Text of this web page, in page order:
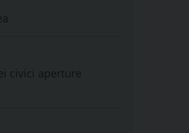
civici aperture